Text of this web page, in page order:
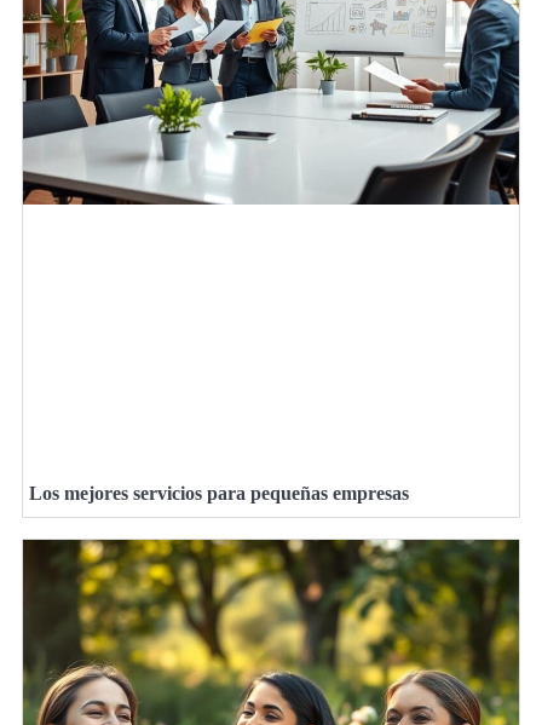
Los mejores servicios para pequeñas empresas